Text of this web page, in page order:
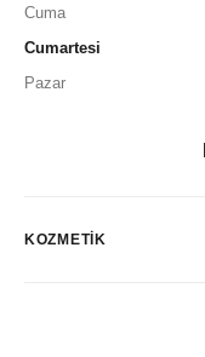
Cuma
Cumartesi
Pazar
KOZMETIK